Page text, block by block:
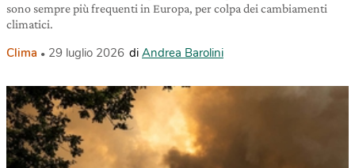
sono sempre più frequenti in Europa, per colpa dei cambiamenti
climatici.
Clima 29 luglio 2026 di Andrea Barolini